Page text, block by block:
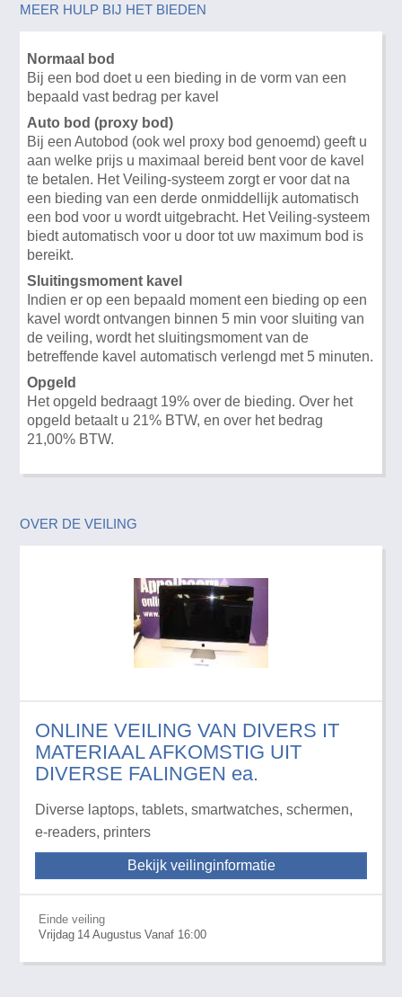
MEER HULP BIJ HET BIEDEN
Normaal bod
Bij een bod doet u een bieding in de vorm van een
bepaald vast bedrag per kavel
Auto bod (proxy bod)
Bij een Autobod (ook wel proxy bod genoemd) geeft u
aan welke prijs u maximaal bereid bent voor de kavel
te betalen. Het Veiling-systeem zorgt er voor dat na
een bieding van een derde onmiddellijk automatisch
een bod voor u wordt uitgebracht. Het Veiling-systeem
biedt automatisch voor u door tot uw maximum bod is
bereikt.
Sluitingsmoment kavel
Indien er op een bepaald moment een bieding op een
kavel wordt ontvangen binnen 5 min voor sluiting van
de veiling, wordt het sluitingsmoment van de
betreffende kavel automatisch verlengd met 5 minuten.
Opgeld
Het opgeld bedraagt 19% over de bieding. Over het
opgeld betaalt u 21% BTW, en over het bedrag
21,00% BTW.
OVER DE VEILING
ONLINE VEILING VAN DIVERS IT
MATERIAAL AFKOMSTIG UIT
DIVERSE FALINGEN ea.
Diverse laptops, tablets, smartwatches, schermen,
e-readers, printers
Bekijk veilinginformatie
Einde veiling
Vrijdag 14 Augustus Vanaf 16:00